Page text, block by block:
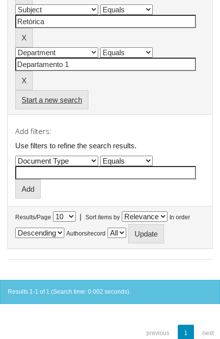
Start a new search
Add filters:
Use filters to refine the search results.
Results/Page | Sort items by In order
Authors/record
Results 1-1 of 1 (Search time: 0.002 seconds).
previous 1 next